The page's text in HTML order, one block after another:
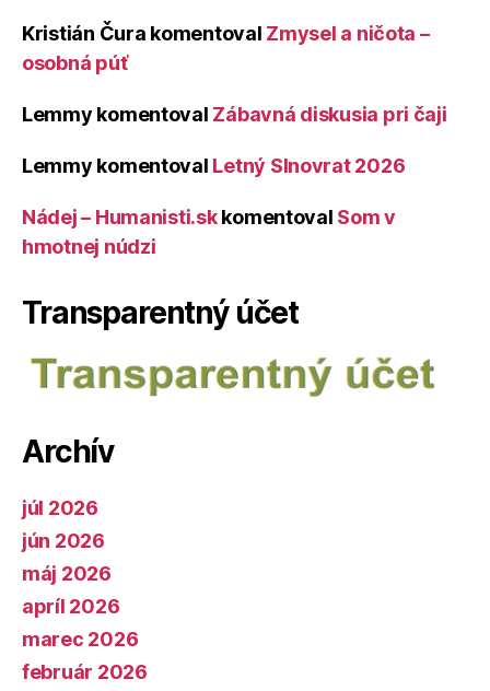
Kristián Čura komentoval Zmysel a ničota –
osobná púť
Lemmy komentoval Zábavná diskusia pri čaji
Lemmy komentoval Letný Slnovrat 2026
Nádej – Humanisti.skkomentoval Som v
hmotnej núdzi
Transparentný účet
Archív
júl 2026
jún 2026
máj 2026
apríl 2026
marec 2026
február 2026